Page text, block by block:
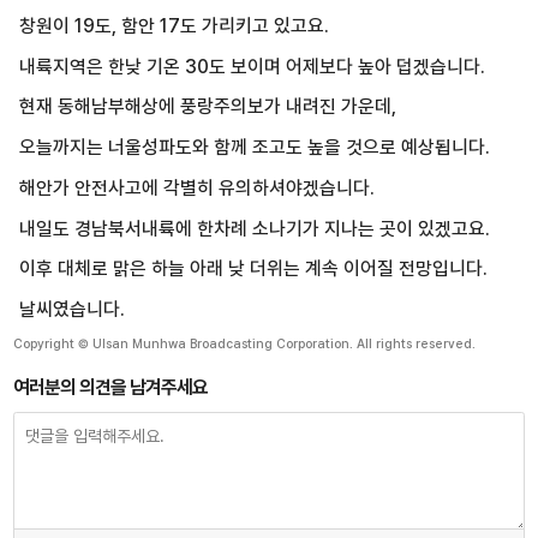
창원이 19도, 함안 17도 가리키고 있고요.
내륙지역은 한낮 기온 30도 보이며 어제보다 높아 덥겠습니다.
현재 동해남부해상에 풍랑주의보가 내려진 가운데,
오늘까지는 너울성파도와 함께 조고도 높을 것으로 예상됩니다.
해안가 안전사고에 각별히 유의하셔야겠습니다.
내일도 경남북서내륙에 한차례 소나기가 지나는 곳이 있겠고요.
이후 대체로 맑은 하늘 아래 낮 더위는 계속 이어질 전망입니다.
날씨였습니다.
Copyright © Ulsan Munhwa Broadcasting Corporation. All rights reserved.
여러분의 의견을 남겨주세요